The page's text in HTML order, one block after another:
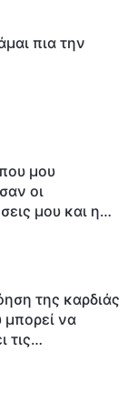
πια την
μου
οι
μου και η
της καρδιάς
μπορεί να
τις